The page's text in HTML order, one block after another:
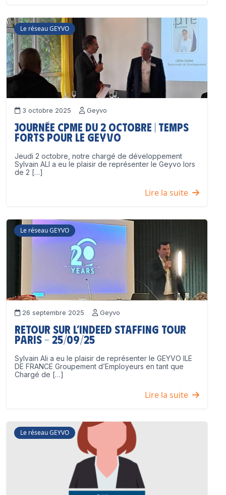
Le réseau GEYVO
3 octobre 2025 Geyvo
Journée CPME du 2 octobre | Temps
forts pour le GEYVO
Jeudi 2 octobre, notre chargé de développement
Sylvain ALI a eu le plaisir de représenter le Geyvo lors
de 2 […]
Lire la suite
Le réseau GEYVO
26 septembre 2025 Geyvo
Retour sur l’Indeed Staffing Tour
Paris – 25/09/25
Sylvain Ali a eu le plaisir de représenter le GEYVO ILE
DE FRANCE Groupement d’Employeurs en tant que
Chargé de […]
Lire la suite
Le réseau GEYVO